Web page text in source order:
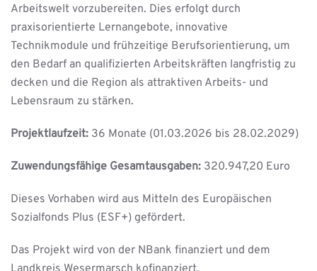
Arbeitswelt vorzubereiten. Dies erfolgt durch
praxisorientierte Lernangebote, innovative
Technikmodule und frühzeitige Berufsorientierung, um
den Bedarf an qualifizierten Arbeitskräften langfristig zu
decken und die Region als attraktiven Arbeits- und
Lebensraum zu stärken.
Projektlaufzeit: 36 Monate (01.03.2026 bis 28.02.2029)
Zuwendungsfähige Gesamtausgaben: 320.947,20 Euro
Dieses Vorhaben wird aus Mitteln des Europäischen
Sozialfonds Plus (ESF+) gefördert.
Das Projekt wird von der NBank finanziert und dem